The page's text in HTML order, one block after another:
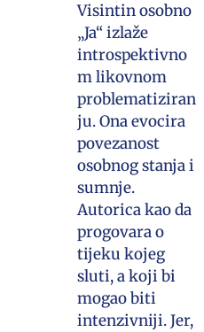
Visintin osobno
„Ja“ izlaže
introspektivno
m likovnom
problematiziran
ju. Ona evocira
povezanost
osobnog stanja i
sumnje.
Autorica kao da
progovara o
tijeku kojeg
sluti, a koji bi
mogao biti
intenzivniji. Jer,